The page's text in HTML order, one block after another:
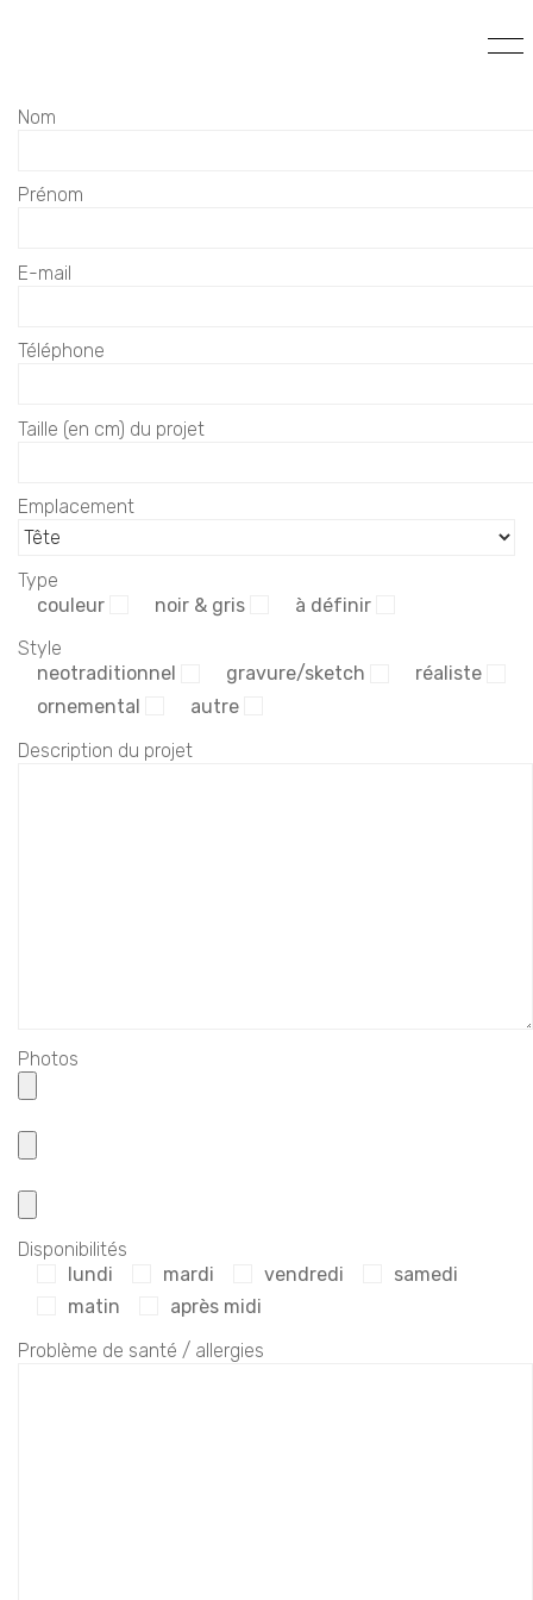
Nom
Prénom
E-mail
Téléphone
Taille (en cm) du projet
Emplacement
Type
couleur
noir & gris
à définir
Style
neotraditionnel
gravure/sketch
réaliste
ornemental
autre
Description du projet
Photos
Disponibilités
lundi
mardi vendredi
samedi
matin
après midi
Problème de santé / allergies